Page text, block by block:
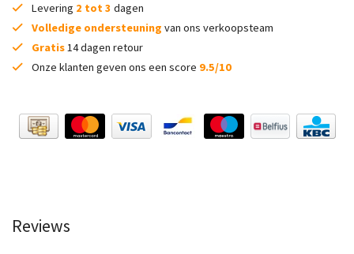
Levering 2 tot 3 dagen
Volledige ondersteuning van ons verkoopsteam
Gratis14 dagen retour
Onze klanten geven ons een score 9.5/10
Reviews